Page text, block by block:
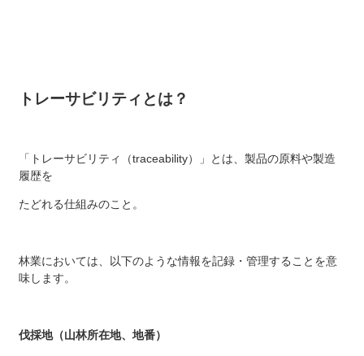
トレーサビリティとは？
「トレーサビリティ（traceability）」とは、製品の原料や製造
履歴を
たどれる仕組みのこと。
林業においては、以下のような情報を記録・管理することを意
味します。
伐採地（山林所在地、地番）